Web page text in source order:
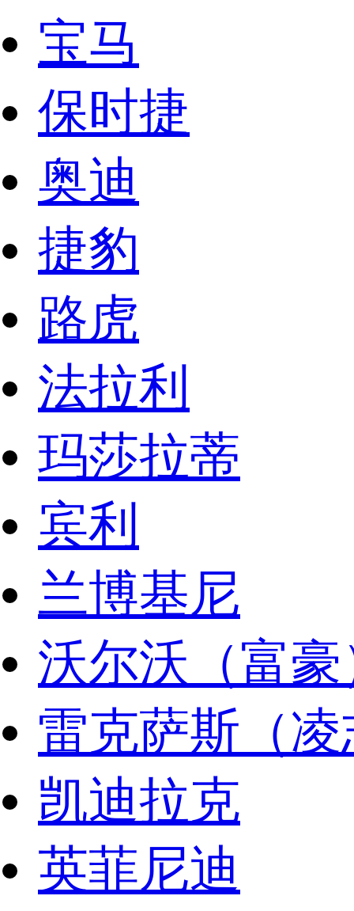
宝马
保时捷
奥迪
捷豹
路虎
法拉利
玛莎拉蒂
宾利
兰博基尼
沃尔沃（富豪
雷克萨斯（
凯迪拉克
英菲尼迪